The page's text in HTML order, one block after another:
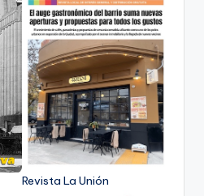
Revista La Unión